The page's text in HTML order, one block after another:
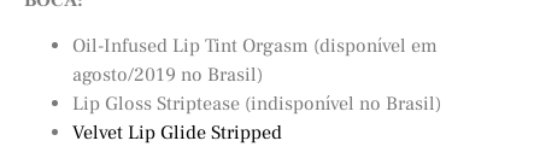
Oil-Infused Lip Tint Orgasm (disponível em
agosto/2019 no Brasil)
Lip Gloss Striptease (indisponível no Brasil)
Velvet Lip Glide Stripped